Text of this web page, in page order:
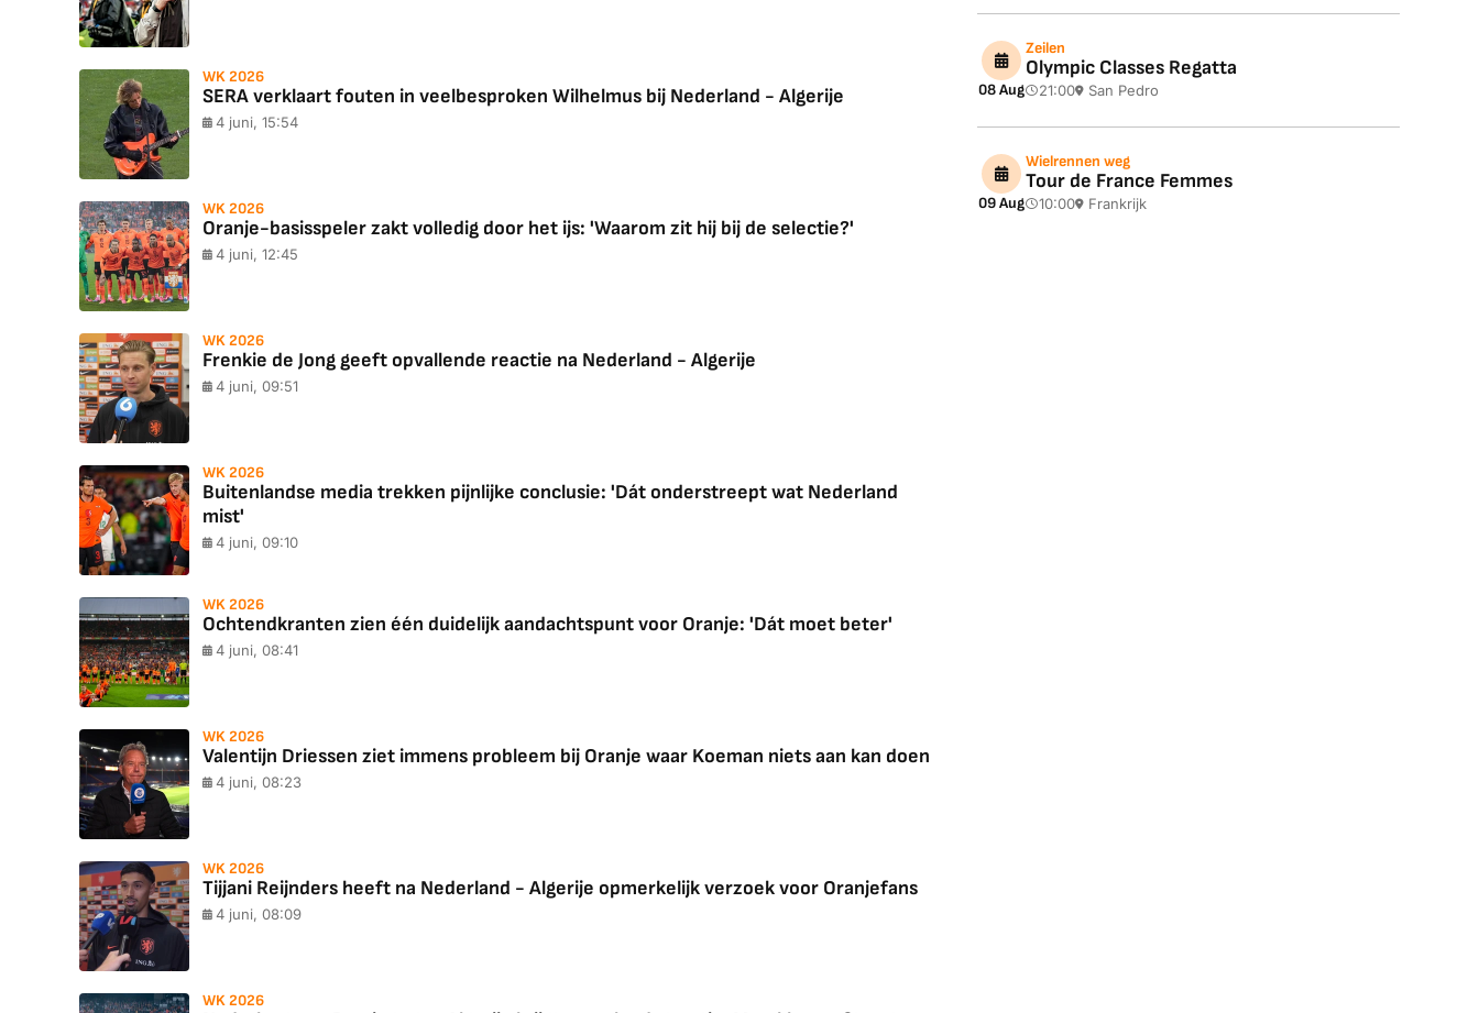
WK 2026
SERA verklaart fouten in veelbesproken Wilhelmus bij Nederland - Algerije
4 juni, 15:54
WK 2026
Oranje-basisspeler zakt volledig door het ijs: 'Waarom zit hij bij de selectie?'
4 juni, 12:45
WK 2026
Frenkie de Jong geeft opvallende reactie na Nederland - Algerije
4 juni, 09:51
WK 2026
Buitenlandse media trekken pijnlijke conclusie: 'Dát onderstreept wat Nederland
mist'
4 juni, 09:10
WK 2026
Ochtendkranten zien één duidelijk aandachtspunt voor Oranje: 'Dát moet beter'
4 juni, 08:41
WK 2026
Valentijn Driessen ziet immens probleem bij Oranje waar Koeman niets aan kan doen
4 juni, 08:23
WK 2026
Tijjani Reijnders heeft na Nederland - Algerije opmerkelijk verzoek voor Oranjefans
4 juni, 08:09
WK 2026
08 Aug
Zeilen
Olympic Classes Regatta
21:00 San Pedro
09 Aug
Wielrennen weg
Tour de France Femmes
10:00 Frankrijk